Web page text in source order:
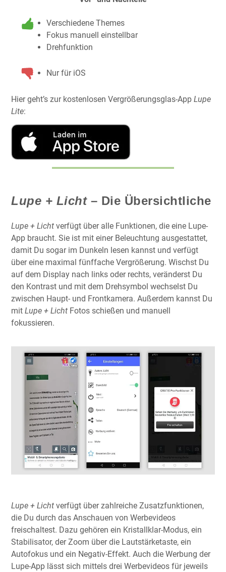
Verschiedene Themes
Fokus manuell einstellbar
Drehfunktion
Nur für iOS
Hier geht’s zur kostenlosen Vergrößerungsglas-App Lupe
Lite:
Lupe + Licht– Die Übersichtliche
Lupe + Licht verfügt über alle Funktionen, die eine Lupe-
App braucht. Sie ist mit einer Beleuchtung ausgestattet,
damit Du sogar im Dunkeln lesen kannst und verfügt
über eine maximal fünffache Vergrößerung. Wischst Du
auf dem Display nach links oder rechts, veränderst Du
den Kontrast und mit dem Drehsymbol wechselst Du
zwischen Haupt- und Frontkamera. Außerdem kannst Du
mit Lupe + Licht Fotos schießen und manuell
fokussieren.
Lupe + Licht verfügt über zahlreiche Zusatzfunktionen,
die Du durch das Anschauen von Werbevideos
freischaltest. Dazu gehören ein Kristallklar-Modus, ein
Stabilisator, der Zoom über die Lautstärketaste, ein
Autofokus und ein Negativ-Effekt. Auch die Werbung der
Lupe-App lässt sich mittels drei Werbevideos für jeweils